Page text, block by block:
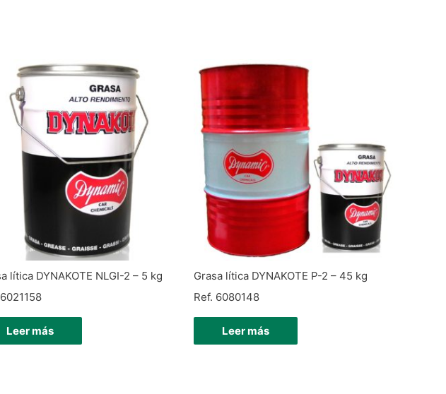
lítica DYNAKOTE NLGI-2 – 5 kg
Leer más
Grasa lítica DYNAKOTE P-2 – 45 kg
Ref. 6080148
Leer más